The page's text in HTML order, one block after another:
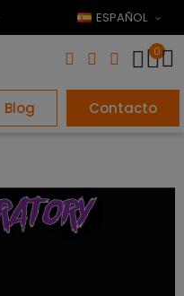
ESPAÑOL
0
Blog Contacto